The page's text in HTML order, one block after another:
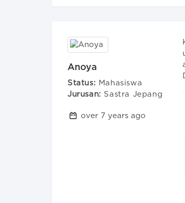
Anoya
Status: Mahasiswa
Jurusan: Sastra Jepang
over 7 years ago